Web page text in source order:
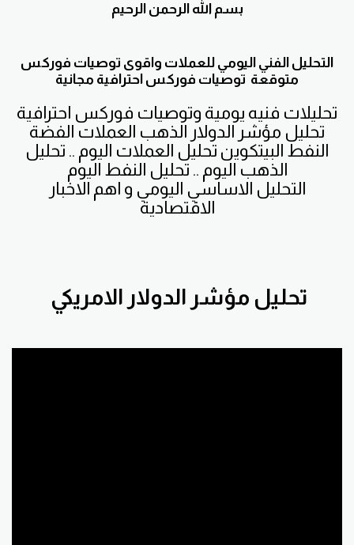
بسم الله الرحمن الرحيم
التحليل الفني اليومي للعملات واقوى توصيات فوركس
متوقعة توصيات فوركس احترافية مجانية
تحليلات فنيه يومية وتوصيات فوركس احترافية
تحليل مؤشر الدولار الذهب العملات الفضة
النفط البيتكوين تحليل العملات اليوم .. تحليل
الذهب اليوم .. تحليل النفط اليوم
التحليل الاساسي اليومي و اهم الاخبار
الاقتصادية
تحليل مؤشر الدولار الامريكي